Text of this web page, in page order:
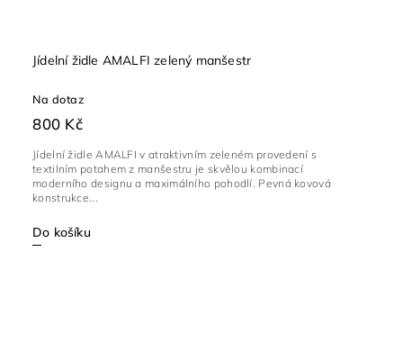
Jídelní židle AMALFI zelený manšestr
Na dotaz
800 Kč
Do košíku
Jídelní židle AMALFI v atraktivním zeleném provedení s
textilním potahem z manšestru je skvělou kombinací
moderního designu a maximálního pohodlí. Pevná kovová
konstrukce...